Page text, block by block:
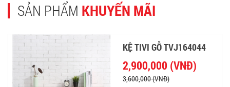
SẢN PHẨM KHUYẾN MÃI
KỆ TIVI GỖ TVJ164044
2,900,000 (VNĐ)
3,600,000 (VNĐ)